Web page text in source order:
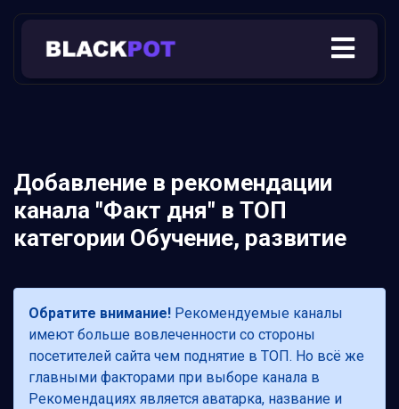
Добавление в рекомендации
канала "Факт дня" в ТОП
категории Обучение, развитие
Обратите внимание! Рекомендуемые каналы
имеют больше вовлеченности со стороны
посетителей сайта чем поднятие в ТОП. Но всё же
главными факторами при выборе канала в
Рекомендациях является аватарка, название и